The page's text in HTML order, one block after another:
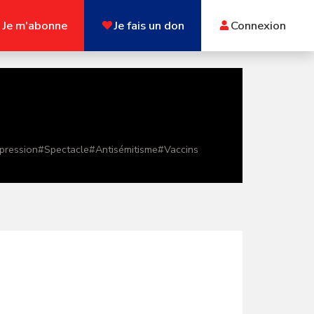
Je m'abonne Je fais un don Connexion
#Spectacle#Antisémitisme#Vaccins